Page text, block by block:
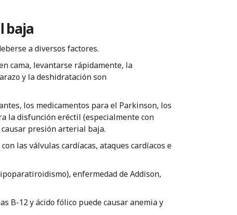
baja
a diversos factores.
cama, levantarse rápidamente, la
y la deshidratación son
los medicamentos para el Parkinson, los
la disfunción eréctil (especialmente con
presión arterial baja.
las válvulas cardíacas, ataques cardíacos e
enfermedad de Addison,
B-12 y ácido fólico puede causar anemia y